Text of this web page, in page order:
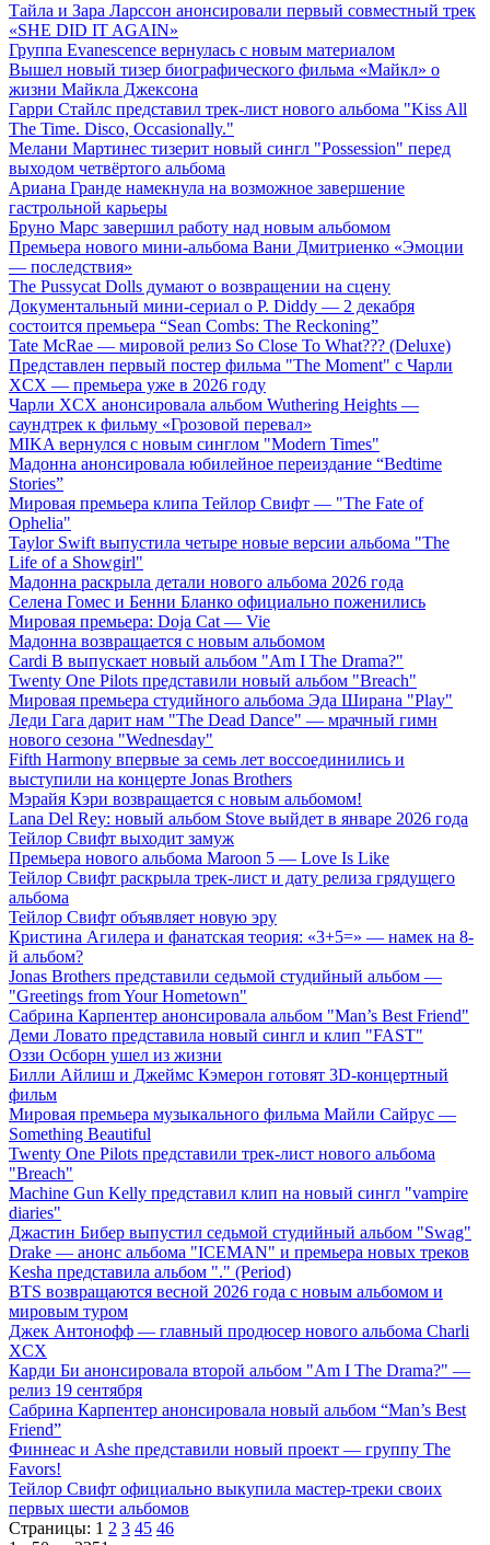
Тайла и Зара Ларссон анонсировали первый совместный трек
«SHE DID IT AGAIN»
Группа Evanescence вернулась с новым материалом
Вышел новый тизер биографического фильма «Майкл» о
жизни Майкла Джексона
Гарри Стайлс представил трек-лист нового альбома "Kiss All
The Time. Disco, Occasionally."
Мелани Мартинес тизерит новый сингл "Possession" перед
выходом четвёртого альбома
Ариана Гранде намекнула на возможное завершение
гастрольной карьеры
Бруно Марс завершил работу над новым альбомом
Премьера нового мини-альбома Вани Дмитриенко «Эмоции
— последствия»
The Pussycat Dolls думают о возвращении на сцену
Документальный мини-сериал о P. Diddy — 2 декабря
состоится премьера “Sean Combs: The Reckoning”
Tate McRae — мировой релиз So Close To What??? (Deluxe)
Представлен первый постер фильма "The Moment" с Чарли
XCX — премьера уже в 2026 году
Чарли XCX анонсировала альбом Wuthering Heights —
саундтрек к фильму «Грозовой перевал»
MIKA вернулся с новым синглом "Modern Times"
Мадонна анонсировала юбилейное переиздание “Bedtime
Stories”
Мировая премьера клипа Тейлор Свифт — "The Fate of
Ophelia"
Taylor Swift выпустила четыре новые версии альбома "The
Life of a Showgirl"
Мадонна раскрыла детали нового альбома 2026 года
Селена Гомес и Бенни Бланко официально поженились
Мировая премьера: Doja Cat — Vie
Мадонна возвращается с новым альбомом
Cardi B выпускает новый альбом "Am I The Drama?"
Twenty One Pilots представили новый альбом "Breach"
Мировая премьера студийного альбома Эда Ширана "Play"
Леди Гага дарит нам "The Dead Dance" — мрачный гимн
нового сезона "Wednesday"
Fifth Harmony впервые за семь лет воссоединились и
выступили на концерте Jonas Brothers
Мэрайя Кэри возвращается с новым альбомом!
Lana Del Rey: новый альбом Stove выйдет в январе 2026 года
Тейлор Свифт выходит замуж
Премьера нового альбома Maroon 5 — Love Is Like
Тейлор Свифт раскрыла трек-лист и дату релиза грядущего
альбома
Тейлор Свифт объявляет новую эру
Кристина Агилера и фанатская теория: «3+5=» — намек на 8-
й альбом?
Jonas Brothers представили седьмой студийный альбом —
"Greetings from Your Hometown"
Сабрина Карпентер анонсировала альбом "Man’s Best Friend"
Деми Ловато представила новый сингл и клип "FAST"
Оззи Осборн ушел из жизни
Билли Айлиш и Джеймс Кэмерон готовят 3D-концертный
фильм
Мировая премьера музыкального фильма Майли Сайрус —
Something Beautiful
Twenty One Pilots представили трек-лист нового альбома
"Breach"
Machine Gun Kelly представил клип на новый сингл "vampire
diaries"
Джастин Бибер выпустил седьмой студийный альбом "Swag"
Drake — анонс альбома "ICEMAN" и премьера новых треков
Kesha представила альбом "." (Period)
BTS возвращаются весной 2026 года с новым альбомом и
мировым туром
Джек Антонофф — главный продюсер нового альбома Charli
XCX
Карди Би анонсировала второй альбом "Am I The Drama?" —
релиз 19 сентября
Сабрина Карпентер анонсировала новый альбом “Man’s Best
Friend”
Финнеас и Ashe представили новый проект — группу The
Favors!
Тейлор Свифт официально выкупила мастер-треки своих
первых шести альбомов
Страницы: 1 2 3 45 46